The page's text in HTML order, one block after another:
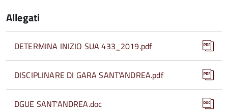
Allegati
DETERMINA INIZIO SUA 433_2019.pdf
DISCIPLINARE DI GARA SANT'ANDREA.pdf
DGUE SANT'ANDREA.doc